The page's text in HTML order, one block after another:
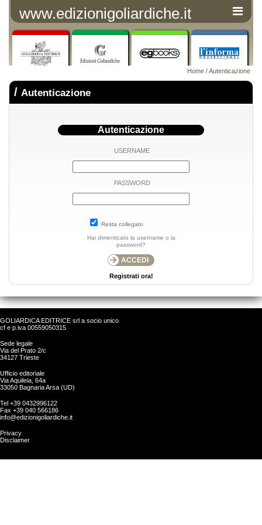
www.edizionigoliardiche.it
Home / Autenticazione
/ Autenticazione
Autenticazione
USERNAME
PASSWORD
Resta collegato
Hai dimenticato la username o la
password?
Registrati ora!
GOLIARDICA EDITRICE srl a socio unico
cf e p.iva 00559050315
Sede legale
Via del Prato 2/c
34127 Trieste
Ufficio editoriale
Via Aquileia, 64a
33050 Bagnaria Arsa (UD)
Tel +39 0432996122
Fax +39 040 566186
info@edizionigoliardiche.it
Privacy
Disclaimer